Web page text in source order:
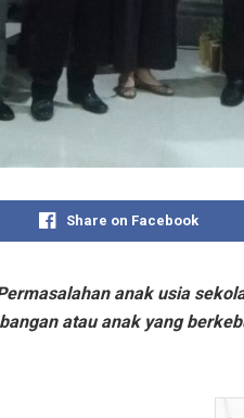
Share on Facebook
anak usia
atau anak yang